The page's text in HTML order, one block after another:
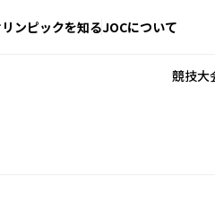
ンピックを知るJOCについて
競技大